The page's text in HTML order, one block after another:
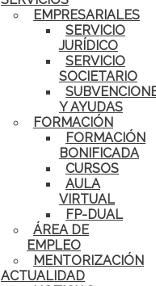
EMPRESARIALES
SERVICIO
JURÍDICO
SERVICIO
SOCIETARIO
Y AYUDAS
FORMACIÓN
FORMACIÓN
BONIFICADA
CURSOS
AULA
VIRTUAL
FP-DUAL
ÁREA DE
EMPLEO
MENTORIZACIÓN
ACTUALIDAD